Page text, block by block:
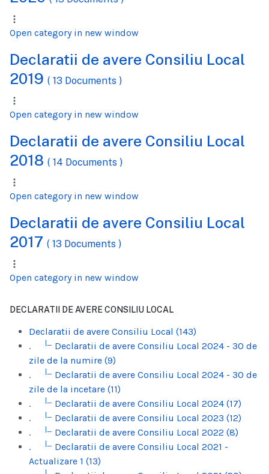
Open category in new window
Declaratii de avere Consiliu Local
2019 ( 13 Documents )
Open category in new window
Declaratii de avere Consiliu Local
2018 ( 14 Documents )
Open category in new window
Declaratii de avere Consiliu Local
2017 ( 13 Documents )
Open category in new window
DECLARATII DE AVERE CONSILIU LOCAL
Declaratii de avere Consiliu Local (143)
.
|_ Declaratii de avere Consiliu Local 2024 - 30 de
zile de la numire (9)
.
|_ Declaratii de avere Consiliu Local 2024 - 30 de
zile de la incetare (11)
.
|_ Declaratii de avere Consiliu Local 2024 (17)
.
|_ Declaratii de avere Consiliu Local 2023 (12)
.
|_ Declaratii de avere Consiliu Local 2022 (8)
.
|_ Declaratii de avere Consiliu Local 2021 -
Actualizare 1 (13)